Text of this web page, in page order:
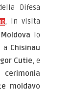
Difesa
, in visita
lo
a Chisinau
Cutie, e
cerimonia
moldavo